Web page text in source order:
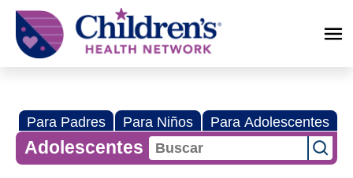
Children's
Health
Network
Para Padres Para Niños Para Adolescentes
Adolescentes